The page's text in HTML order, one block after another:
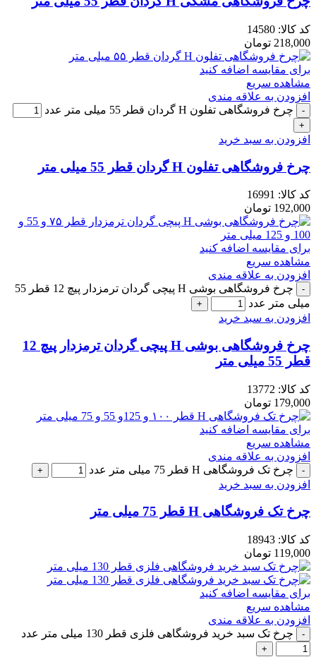
کد کالا: 14580
218,000 تومان
برای مقایسه اضافه کنید
مشاهده سریع
افزودن به علاقه مندی
چرخ فروشگاهی تفلون H گردان قطر 55 میلی متر عدد
افزودن به سبد خرید
چرخ فروشگاهی تفلون H گردان قطر 55 میلی متر
کد کالا: 16991
192,000 تومان
برای مقایسه اضافه کنید
مشاهده سریع
افزودن به علاقه مندی
چرخ فروشگاهی بوشی H پیچی گردان ترمزدار پیچ 12 قطر 55
میلی متر عدد
افزودن به سبد خرید
چرخ فروشگاهی بوشی H پیچی گردان ترمزدار پیچ 12
قطر 55 میلی متر
کد کالا: 13772
179,000 تومان
برای مقایسه اضافه کنید
مشاهده سریع
افزودن به علاقه مندی
چرخ تک فروشگاهی H قطر 75 میلی متر عدد
افزودن به سبد خرید
چرخ تک فروشگاهی H قطر 75 میلی متر
کد کالا: 18943
119,000 تومان
برای مقایسه اضافه کنید
مشاهده سریع
افزودن به علاقه مندی
چرخ تک سبد خرید فروشگاهی فلزی قطر 130 میلی متر عدد